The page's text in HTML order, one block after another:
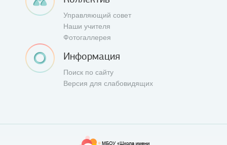
Управляющий совет
Наши учителя
Фотогаллерея
Информация
Поиск по сайту
Версия для слабовидящих